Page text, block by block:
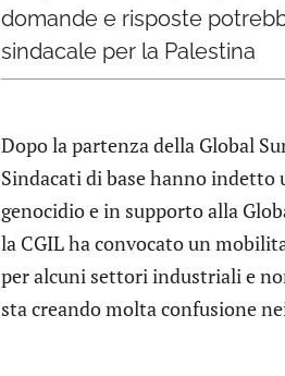
domande e risposte
sindacale per la Palestina
Dopo la partenza della Global
Sindacati di base hanno indetto
genocidio e in supporto alla
la CGIL ha convocato un
per alcuni settori industriali e
sta creando molta confusione